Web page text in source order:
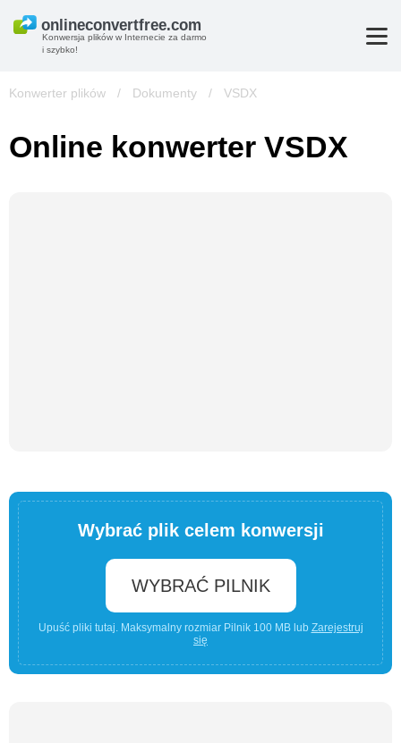
Konwersja plików w Internecie za darmo
i szybko!
Konwerter plików / Dokumenty / VSDX
Online konwerter VSDX
Wybrać plik celem konwersji
WYBRAĆ PILNIK
Upuść pliki tutaj. Maksymalny rozmiar Pilnik 100 MB lub Zarejestruj
się